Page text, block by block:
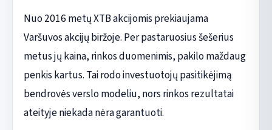
Nuo 2016 metų XTB akcijomis prekiaujama
Varšuvos akcijų biržoje. Per pastaruosius šešerius
metus jų kaina, rinkos duomenimis, pakilo maždaug
penkis kartus. Tai rodo investuotojų pasitikėjimą
bendrovės verslo modeliu, nors rinkos rezultatai
ateityje niekada nėra garantuoti.